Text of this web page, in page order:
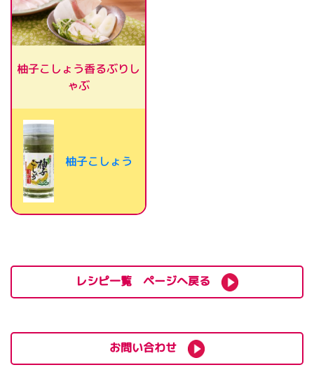
柚子こしょう香るぶりし
ゃぶ
柚子こしょう
レシピ一覧 ページへ戻る
お問い合わせ